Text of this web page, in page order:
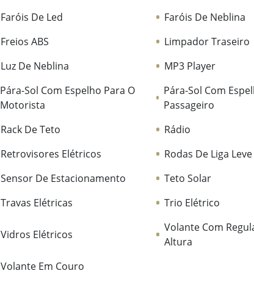
Faróis De Led
Faróis De Neblina
Freios ABS
Limpador Traseiro
Luz De Neblina
MP3 Player
Pára-Sol Com Espelho Para O
Motorista
Pára-Sol Com
Passageiro
Rack De Teto
Rádio
Retrovisores Elétricos
Rodas De Liga Leve
Sensor De Estacionamento
Teto Solar
Travas Elétricas
Trio Elétrico
Vidros Elétricos
Volante Com
Altura
Volante Em Couro